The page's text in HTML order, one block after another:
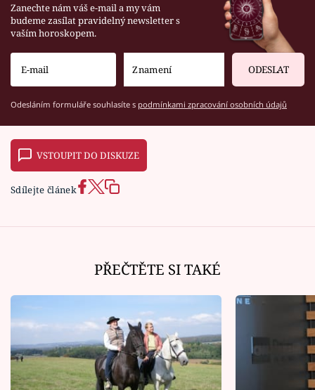
Zanechte nám váš e-mail a my vám
budeme zasílat pravidelný newsletter s
vaším horoskopem.
ODESLAT
Odesláním formuláře souhlasíte s podmínkami zpracování osobních údajů
VSTOUPIT DO DISKUZE
Sdílejte článek
PŘEČTĚTE SI TAKÉ